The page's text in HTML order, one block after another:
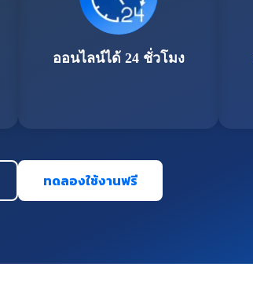
ออนไลน์ได้ 24 ชั่วโมง
ทดลองใช้งานฟรี